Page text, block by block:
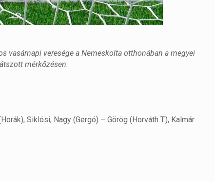
vasárnapi veresége a Nemeskolta otthonában a megyei
mérkőzésen.
Siklósi, Nagy (Gergó) – Görög (Horváth T.), Kalmár